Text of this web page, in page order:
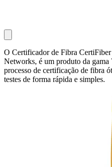
O Certificador de Fibra
Networks, é um produto da
processo de certificação de fibra
testes de forma rápida e simples.